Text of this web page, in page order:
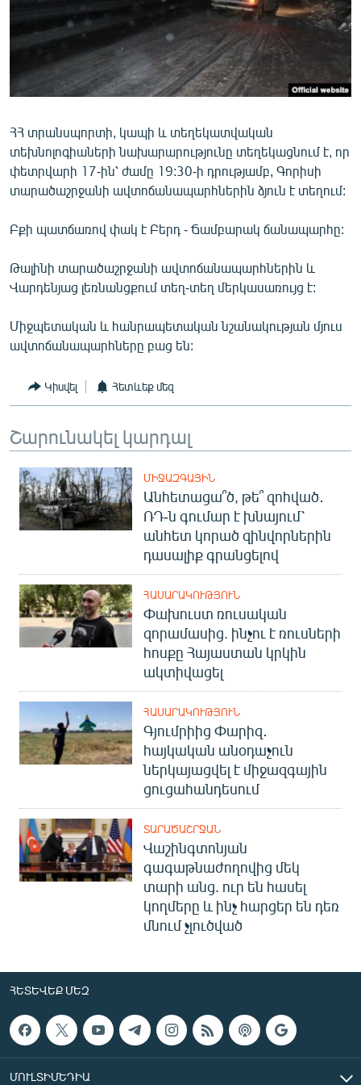
ՄԻՋԱԶԳԱՅԻՆ
ՄՇԱԿՈՒՅԹ
ՍՊՈՐՏ
ՄԵԿՆԱԲԱՆՈՒԹՅՈՒՆ
ՏՏ ԵՒ ԻՆՏԵՐՆԵՏ
ԿՈՐՈՆԱՎԻՐՈՒՍ
ԱՐԽԻՎ
ՁԳՏԵԼՈՎ ԼԱՎԱԳՈՒՅՆԻՆ
Հայերեն
Русский
ՀԵՏԵՎԵՔ ՄԵԶ
«Ազատության» բոլոր կայքերը
ՀՀ տրանսպորտի, կապի և տեղեկատվական
տեխնոլոգիաների նախարարությունը տեղեկացնում է, որ
փետրվարի 17-ին՝ ժամը 19:30-ի դրությամբ, Գորիսի
տարածաշրջանի ավտոճանապարհներին ձյուն է տեղում:
Բքի պատճառով փակ է Բերդ - Ճամբարակ ճանապարհը:
Թալինի տարածաշրջանի ավտոճանապարհներին և
Վարդենյաց լեռնանցքում տեղ-տեղ մերկասառույց է:
Միջպետական և հանրապետական նշանակության մյուս
ավտոճանապարհները բաց են:
Կիսվել Հետևեք մեզ
Շարունակել կարդալ
ՄԻՋԱԶԳԱՅԻՆ
Անհետացա՞ծ, թե՞ զոհված․
ՌԴ-ն գումար է խնայում՝
անհետ կորած զինվորներին
դասալիք գրանցելով
ՀԱՍԱՐԱԿՈՒԹՅՈՒՆ
Փախուստ ռուսական
զորամասից. ինչու է ռուսների
հոսքը Հայաստան կրկին
ակտիվացել
ՀԱՍԱՐԱԿՈՒԹՅՈՒՆ
Գյումրիից Փարիզ․
հայկական անօդաչուն
ներկայացվել է միջազգային
ցուցահանդեսում
ՏԱՐԱԾԱՇՐՋԱՆ
Վաշինգտոնյան
գագաթնաժողովից մեկ
տարի անց. ուր են հասել
կողմերը և ինչ հարցեր են դեռ
մնում չլուծված
ՀԵՏԵՎԵՔ ՄԵԶ
ՄՈՒԼՏԻՄԵԴԻԱ